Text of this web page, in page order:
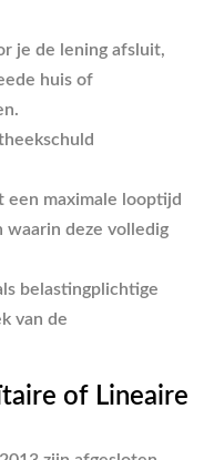
je de lening afsluit,
huis of
een maximale looptijd
waarin deze volledig
belastingplichtige
van de
of Lineaire